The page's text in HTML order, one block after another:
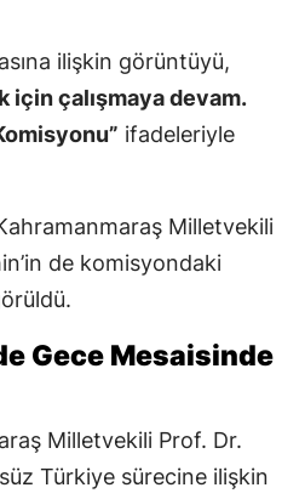
ilişkin görüntüyü,
için çalışmaya devam.
ifadeleriyle
Milletvekili
de komisyondaki
Gece Mesaisinde
Milletvekili Prof. Dr.
Türkiye sürecine ilişkin